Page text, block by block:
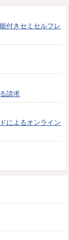
付きセミセルフレ
請求
によるオンライン